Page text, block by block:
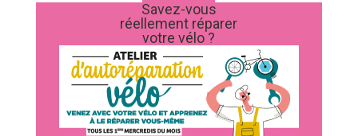
Savez-vous
réellement réparer
votre vélo ?